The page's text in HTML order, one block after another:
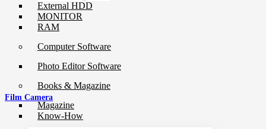
External HDD
MONITOR
RAM
Computer Software
Photo Editor Software
Books & Magazine
Magazine
Know-How
Film Camera